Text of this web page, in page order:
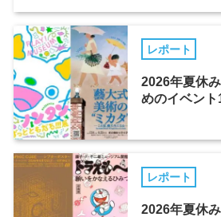
レポート
2026年夏休
めのイベン
レポート
2026年夏休